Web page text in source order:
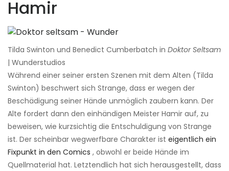
Hamir
Tilda Swinton und Benedict Cumberbatch in Doktor Seltsam
| Wunderstudios
Während einer seiner ersten Szenen mit dem Alten (Tilda
Swinton) beschwert sich Strange, dass er wegen der
Beschädigung seiner Hände unmöglich zaubern kann. Der
Alte fordert dann den einhändigen Meister Hamir auf, zu
beweisen, wie kurzsichtig die Entschuldigung von Strange
ist. Der scheinbar wegwerfbare Charakter ist eigentlich ein
Fixpunkt in den Comics , obwohl er beide Hände im
Quellmaterial hat. Letztendlich hat sich herausgestellt, dass